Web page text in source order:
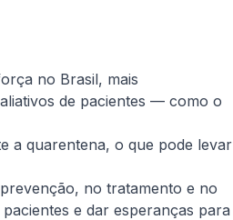
no Brasil, mais
de pacientes — como o
a quarentena, o que pode levar
no tratamento e no
e dar esperanças para